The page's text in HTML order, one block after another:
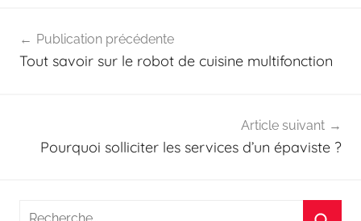
de
Publication précédente
Tout savoir sur le robot de cuisine multifonction
Article suivant
Pourquoi solliciter les services d’un épaviste ?
Recherche